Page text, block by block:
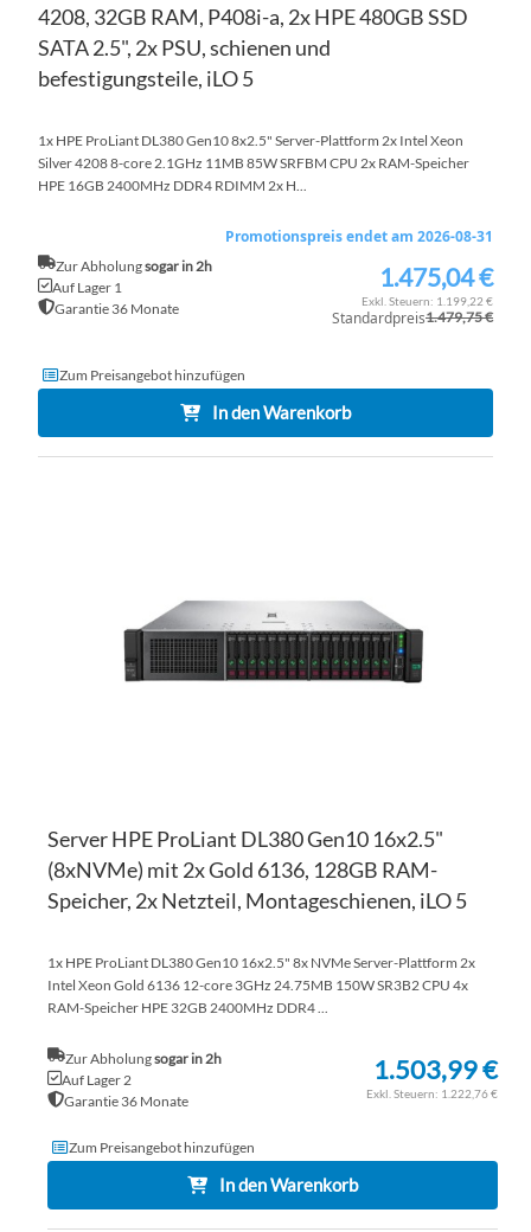
4208, 32GB RAM, P408i-a, 2x HPE 480GB SSD
SATA 2.5", 2x PSU, schienen und
befestigungsteile, iLO 5
1x HPE ProLiant DL380 Gen10 8x2.5" Server-Plattform 2x Intel Xeon
Silver 4208 8-core 2.1GHz 11MB 85W SRFBM CPU 2x RAM-Speicher
HPE 16GB 2400MHz DDR4 RDIMM 2x H...
Zur Abholungsogar in 2h
Auf Lager 1
Garantie 36 Monate
Promotionspreis endet am 2026-08-31
Sonderpreis1.475,04 €
1.199,22 €
Standardpreis1.479,75 €
Zum Preisangebot hinzufügen
In den Warenkorb
Server HPE ProLiant DL380 Gen10 16x2.5"
(8xNVMe) mit 2x Gold 6136, 128GB RAM-
Speicher, 2x Netzteil, Montageschienen, iLO 5
1x HPE ProLiant DL380 Gen10 16x2.5" 8x NVMe Server-Plattform 2x
Intel Xeon Gold 6136 12-core 3GHz 24.75MB 150W SR3B2 CPU 4x
RAM-Speicher HPE 32GB 2400MHz DDR4 ...
Zur Abholungsogar in 2h
Auf Lager 2
Garantie 36 Monate
1.503,99 €
1.222,76 €
Zum Preisangebot hinzufügen
In den Warenkorb